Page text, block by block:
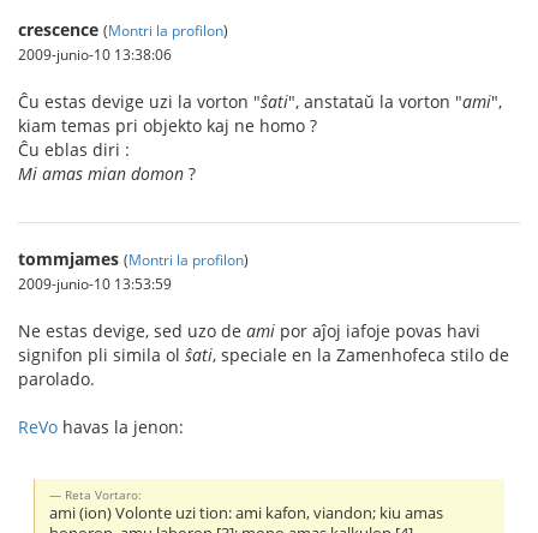
crescence (Montri la profilon)
2009-junio-10 13:38:06
Ĉu estas devige uzi la vorton "ŝati", anstataŭ la vorton "ami",
kiam temas pri objekto kaj ne homo ?
Ĉu eblas diri :
Mi amas mian domon ?
tommjames (Montri la profilon)
2009-junio-10 13:53:59
Ne estas devige, sed uzo de ami por aĵoj iafoje povas havi
signifon pli simila ol ŝati, speciale en la Zamenhofeca stilo de
parolado.
ReVo havas la jenon:
Reta Vortaro:
ami (ion) Volonte uzi tion: ami kafon, viandon; kiu amas